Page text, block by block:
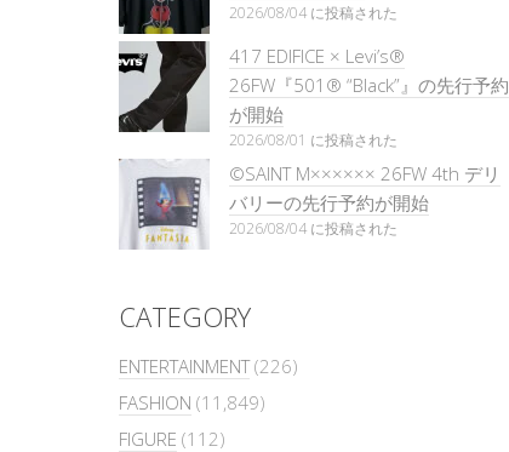
2026/08/04 に投稿された
417 EDIFICE × Levi’s®
26FW『501®︎ “Black”』の先行予約
が開始
2026/08/01 に投稿された
©SAINT M×××××× 26FW 4th デリ
バリーの先行予約が開始
2026/08/04 に投稿された
CATEGORY
ENTERTAINMENT(226)
FASHION (11,849)
FIGURE (112)